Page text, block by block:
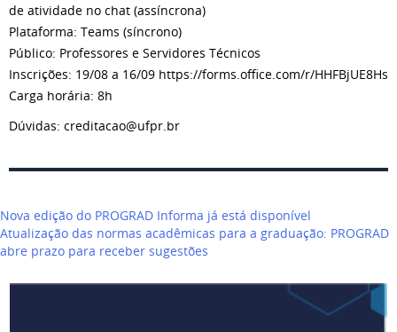
de atividade no chat (assíncrona)
Plataforma: Teams (síncrono)
Público: Professores e Servidores Técnicos
Inscrições: 19/08 a 16/09 https://forms.office.com/r/HHFBjUE8Hs
Carga horária: 8h
Dúvidas: creditacao@ufpr.br
Navegação
de
Post
Nova edição do PROGRAD Informa já está disponível
Atualização das normas acadêmicas para a graduação: PROGRAD
abre prazo para receber sugestões